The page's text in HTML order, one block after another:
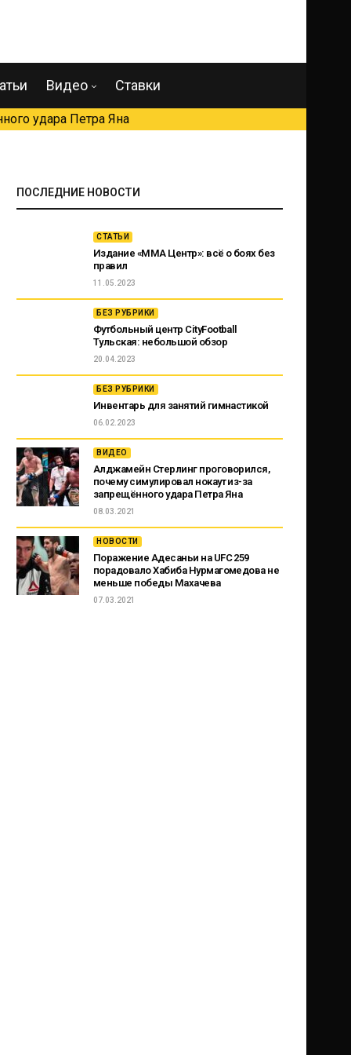
Видео Ставки
удара Петра Яна
ПОСЛЕДНИЕ НОВОСТИ
СТАТЬИ
Издание «ММА Центр»: всё о боях без
правил
11.05.2023
БЕЗ РУБРИКИ
Футбольный центр CityFootball
Тульская: небольшой обзор
20.04.2023
БЕЗ РУБРИКИ
Инвентарь для занятий гимнастикой
06.02.2023
ВИДЕО
Алджамейн Стерлинг проговорился,
почему симулировал нокаут из-за
запрещённого удара Петра Яна
08.03.2021
НОВОСТИ
Поражение Адесаньи на UFC 259
порадовало Хабиба Нурмагомедова не
меньше победы Махачева
07.03.2021